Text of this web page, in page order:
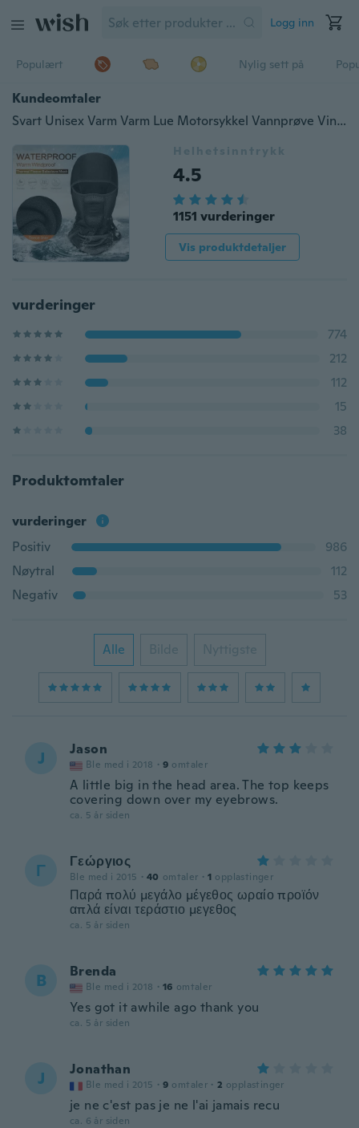
Logg inn
Populært Nylig sett på
Kundeomtaler
Svart Unisex Varm Varm Lue Motorsykkel Vannprøve Vindtett Ansiktsmaske Lue Hals Hjelm Beanies For menn Kvinner Sport Sykkel Termisk fleece Balaclava Hat
Helhetsinntrykk
4.5
1151 vurderinger
Vis produktdetaljer
vurderinger
774
212
112
15
38
Produktomtaler
vurderinger
Positiv
986
Nøytral
112
Negativ
53
Alle Bilde Nyttigste
J Jason
Ble med i 2018 · 9 omtaler
A little big in the head area. The top keeps
covering down over my eyebrows.
ca. 5 år siden
Γ Γεώργιος
Ble med i 2015 · 40 omtaler · 1 opplastinger
Παρά πολύ μεγάλο μέγεθος ωραίο προϊόν
απλά είναι τεράστιο μεγεθος
ca. 5 år siden
B Brenda
Ble med i 2018 · 16 omtaler
Yes got it awhile ago thank you
ca. 5 år siden
J Jonathan
Ble med i 2015 · 9 omtaler · 2 opplastinger
je ne c'est pas je ne l'ai jamais recu
ca. 6 år siden